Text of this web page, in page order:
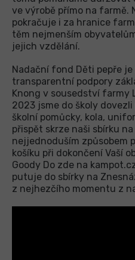
ve výrobě přímo na farmě.
pokračuje i za hranice
těm nejmenším
jejich vzdělání.
Nadační fond Děti pepře
transparentní podpory
Knong v sousedství farmy
2023 jsme do školy
školní pomůcky, kola,
přispět skrze naši sbírku na
nejjednoduším způsobem
košíku při dokončení Vaší
Goody Do zde na
putuje do sbírky na
z nejhezčího momentu z